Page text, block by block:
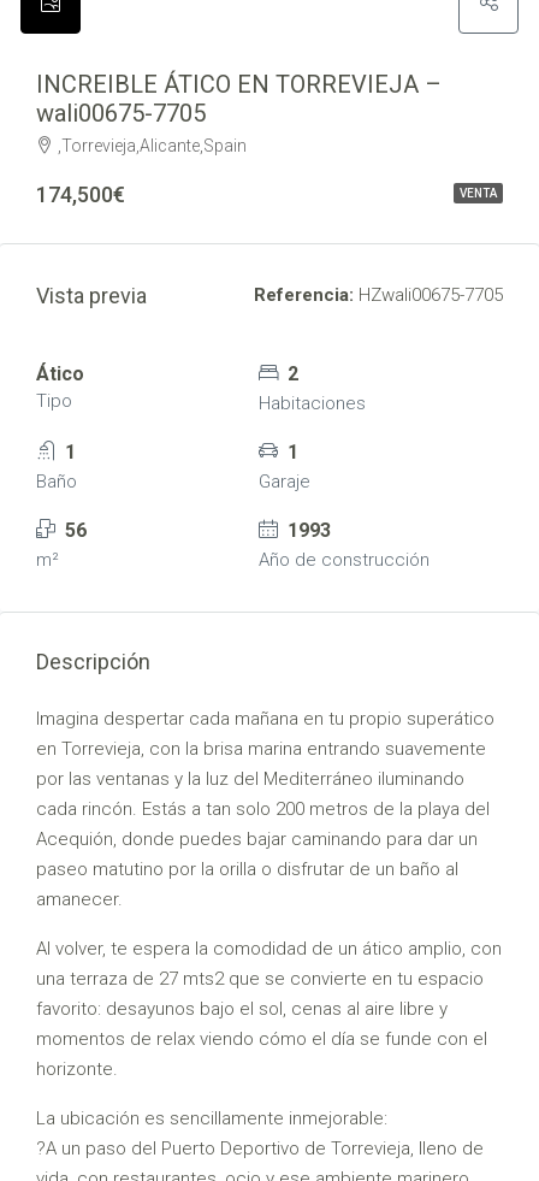
VENTA
INCREIBLE ÁTICO EN TORREVIEJA –
wali00675-7705
,Torrevieja,Alicante,Spain
174,500€
Vista previa Referencia: HZwali00675-7705
Ático
Tipo
2
Habitaciones
1
Baño
1
Garaje
56
m²
1993
Año de construcción
Descripción
Imagina despertar cada mañana en tu propio superático
en Torrevieja, con la brisa marina entrando suavemente
por las ventanas y la luz del Mediterráneo iluminando
cada rincón. Estás a tan solo 200 metros de la playa del
Acequión, donde puedes bajar caminando para dar un
paseo matutino por la orilla o disfrutar de un baño al
amanecer.
Al volver, te espera la comodidad de un ático amplio, con
una terraza de 27 mts2 que se convierte en tu espacio
favorito: desayunos bajo el sol, cenas al aire libre y
momentos de relax viendo cómo el día se funde con el
horizonte.
La ubicación es sencillamente inmejorable:
?A un paso del Puerto Deportivo de Torrevieja, lleno de